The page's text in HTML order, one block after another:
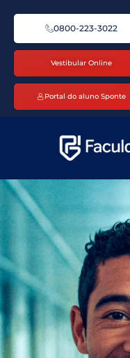
0800-223-3022
Vestibular Online
Portal do aluno Sponte